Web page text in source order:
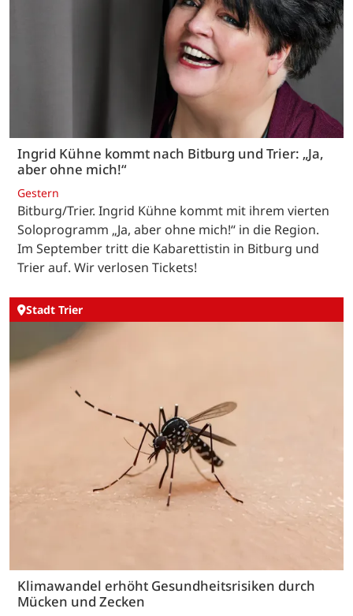
Ingrid Kühne kommt nach Bitburg und Trier: „Ja,
aber ohne mich!“
Gestern
Bitburg/Trier. Ingrid Kühne kommt mit ihrem vierten
Soloprogramm „Ja, aber ohne mich!“ in die Region.
Im September tritt die Kabarettistin in Bitburg und
Trier auf. Wir verlosen Tickets!
Stadt Trier
Klimawandel erhöht Gesundheitsrisiken durch
Mücken und Zecken